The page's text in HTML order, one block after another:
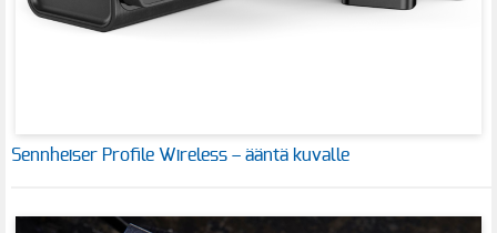
Sennheiser Profile Wireless – ääntä kuvalle